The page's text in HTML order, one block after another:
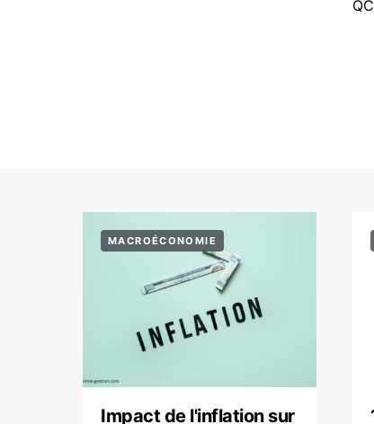
MACROÉCONOMIE
Impact de l'inflation sur